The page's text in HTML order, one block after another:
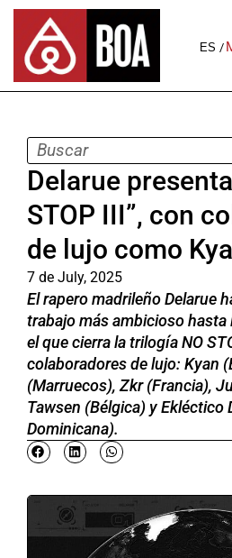
ES
Delarue
STOP III”, con
de lujo como
7 de July, 2025
El rapero madrileño Delarue
trabajo más ambicioso hasta
el que cierra la trilogía NO
colaboradores de lujo: Kyan
(Marruecos), Zkr (Francia),
Tawsen (Bélgica) y Ekléctico
Dominicana).